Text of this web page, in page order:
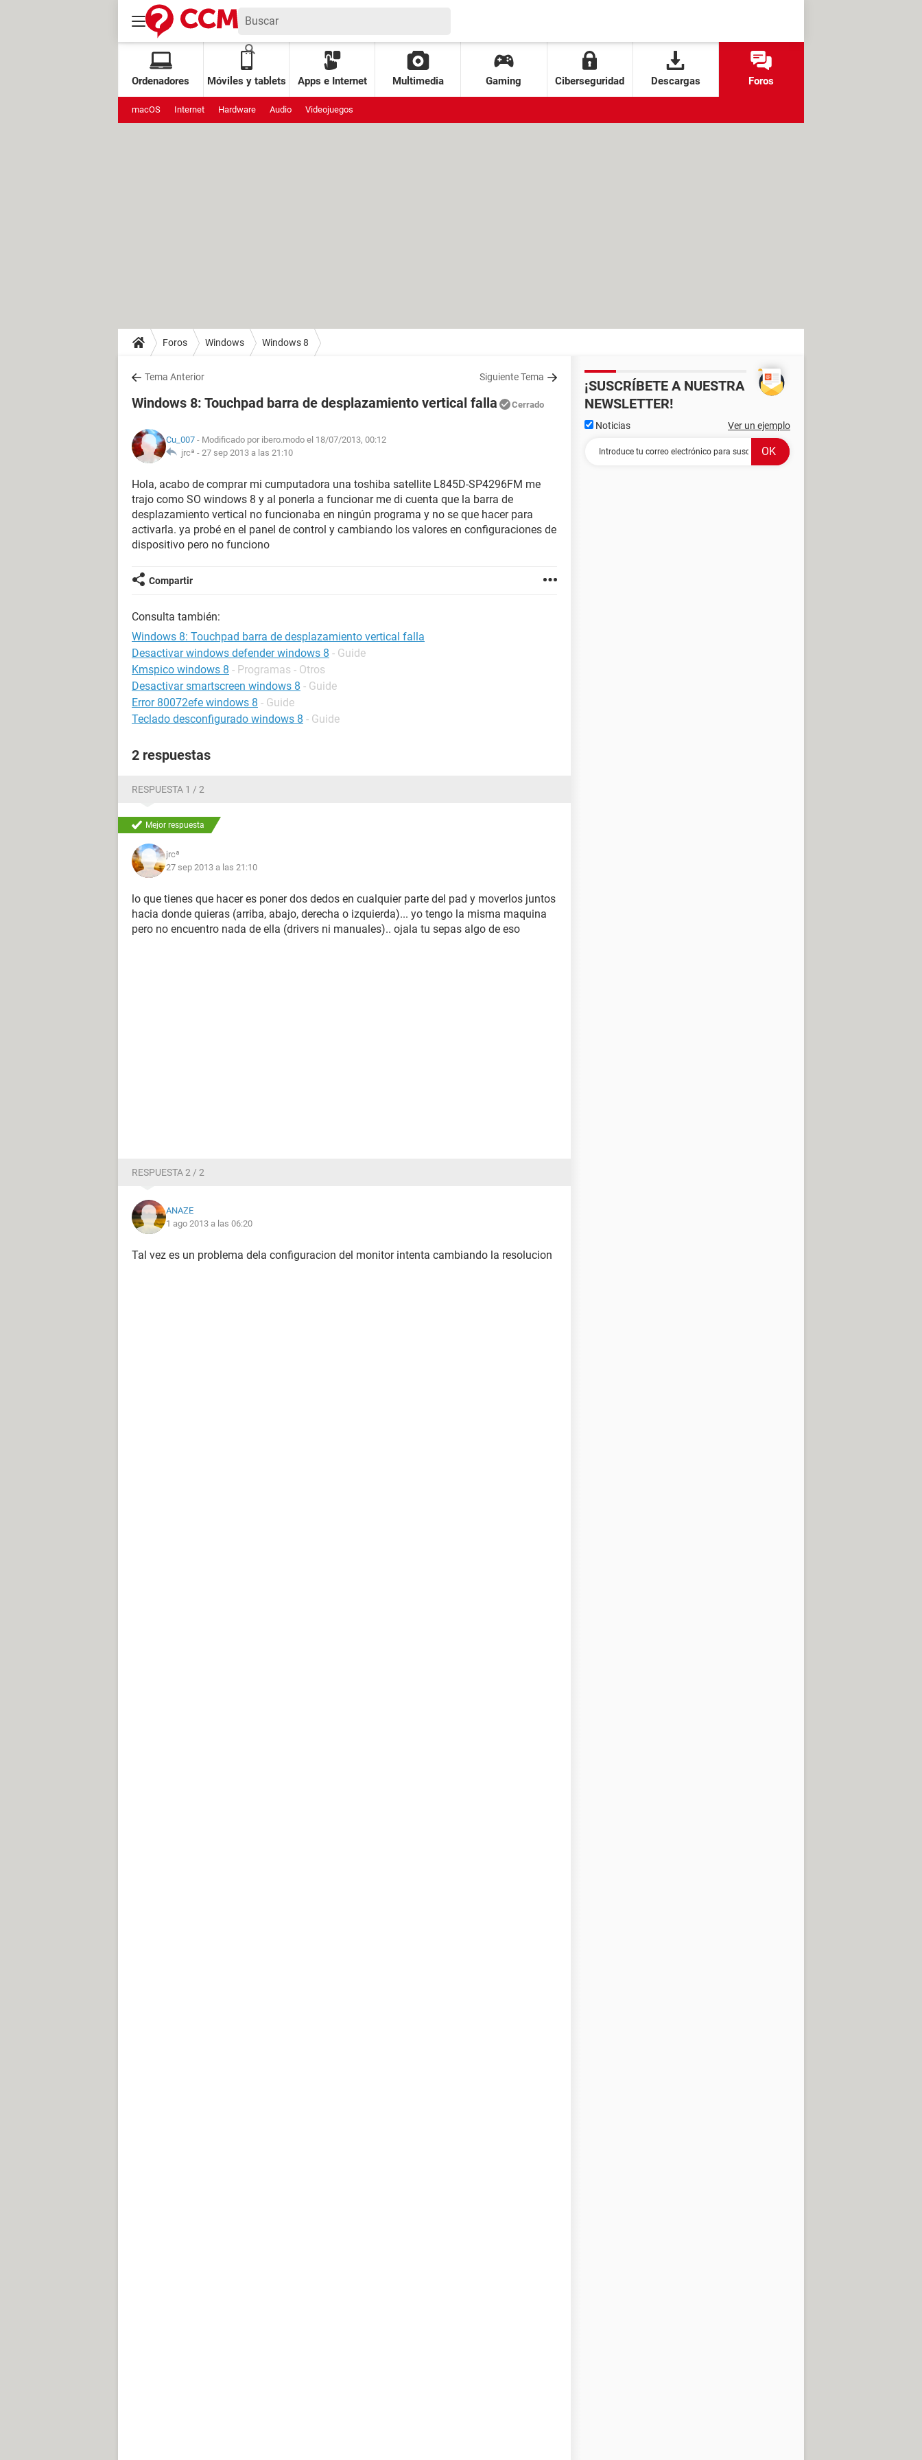
Ordenadores Móviles y tablets Apps e Internet Multimedia Gaming Ciberseguridad Descargas Foros
macOS Internet Hardware Audio Videojuegos
Foros Windows Windows 8
Tema Anterior Siguiente Tema
Windows 8: Touchpad barra de desplazamiento vertical falla Cerrado
Cu_007 - Modificado por ibero.modo el 18/07/2013, 00:12
jrcª - 27 sep 2013 a las 21:10
Hola, acabo de comprar mi cumputadora una toshiba satellite L845D-SP4296FM me
trajo como SO windows 8 y al ponerla a funcionar me di cuenta que la barra de
desplazamiento vertical no funcionaba en ningún programa y no se que hacer para
activarla. ya probé en el panel de control y cambiando los valores en configuraciones de
dispositivo pero no funciono
Compartir
Consulta también:
Windows 8: Touchpad barra de desplazamiento vertical falla
Desactivar windows defender windows 8 - Guide
Kmspico windows 8 - Programas - Otros
Desactivar smartscreen windows 8 - Guide
Error 80072efe windows 8 - Guide
Teclado desconfigurado windows 8 - Guide
2 respuestas
RESPUESTA 1 / 2
Mejor respuesta
jrcª
27 sep 2013 a las 21:10
lo que tienes que hacer es poner dos dedos en cualquier parte del pad y moverlos juntos
hacia donde quieras (arriba, abajo, derecha o izquierda)... yo tengo la misma maquina
pero no encuentro nada de ella (drivers ni manuales).. ojala tu sepas algo de eso
RESPUESTA 2 / 2
ANAZE
1 ago 2013 a las 06:20
Tal vez es un problema dela configuracion del monitor intenta cambiando la resolucion
¡SUSCRÍBETE A NUESTRA
NEWSLETTER!
Noticias Ver un ejemplo